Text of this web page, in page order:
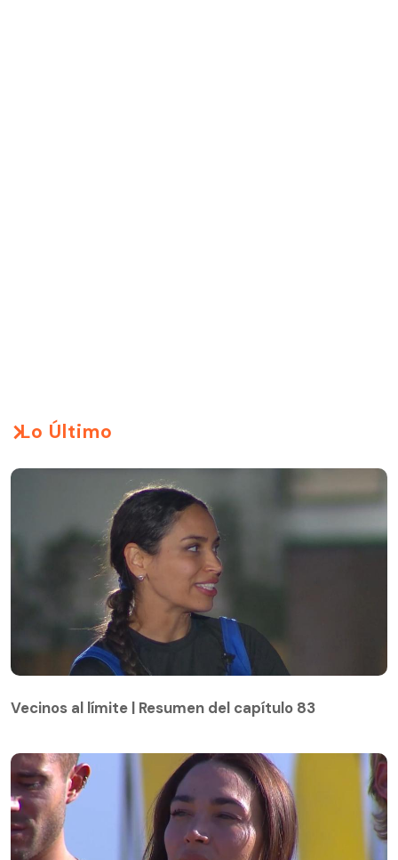
Lo Último
Vecinos al límite | Resumen del capítulo 83